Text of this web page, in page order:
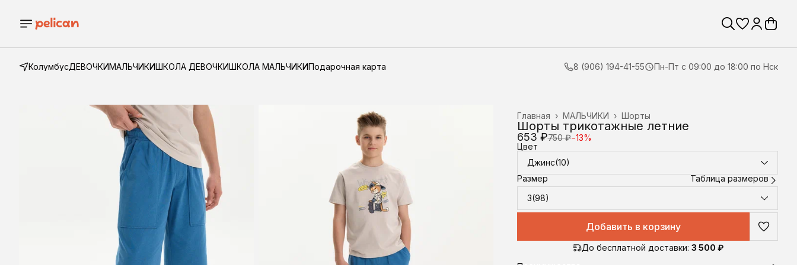
КолумбусДЕВОЧКИМАЛЬЧИКИШКОЛА ДЕВОЧКИШКОЛА МАЛЬЧИКИПодарочная карта 8 (906) 194-41-55 Пн-Пт с 09:00 до 18:00 по Нск
Шорты
МАЛЬЧИКИ ›
Главная ›
Шорты трикотажные летние
653 ₽750 ₽−13%
Цвет
Джинс(10)
Размер
Таблица размеров
3(98)
Добавить в корзину
До бесплатной доставки: 3 500 ₽